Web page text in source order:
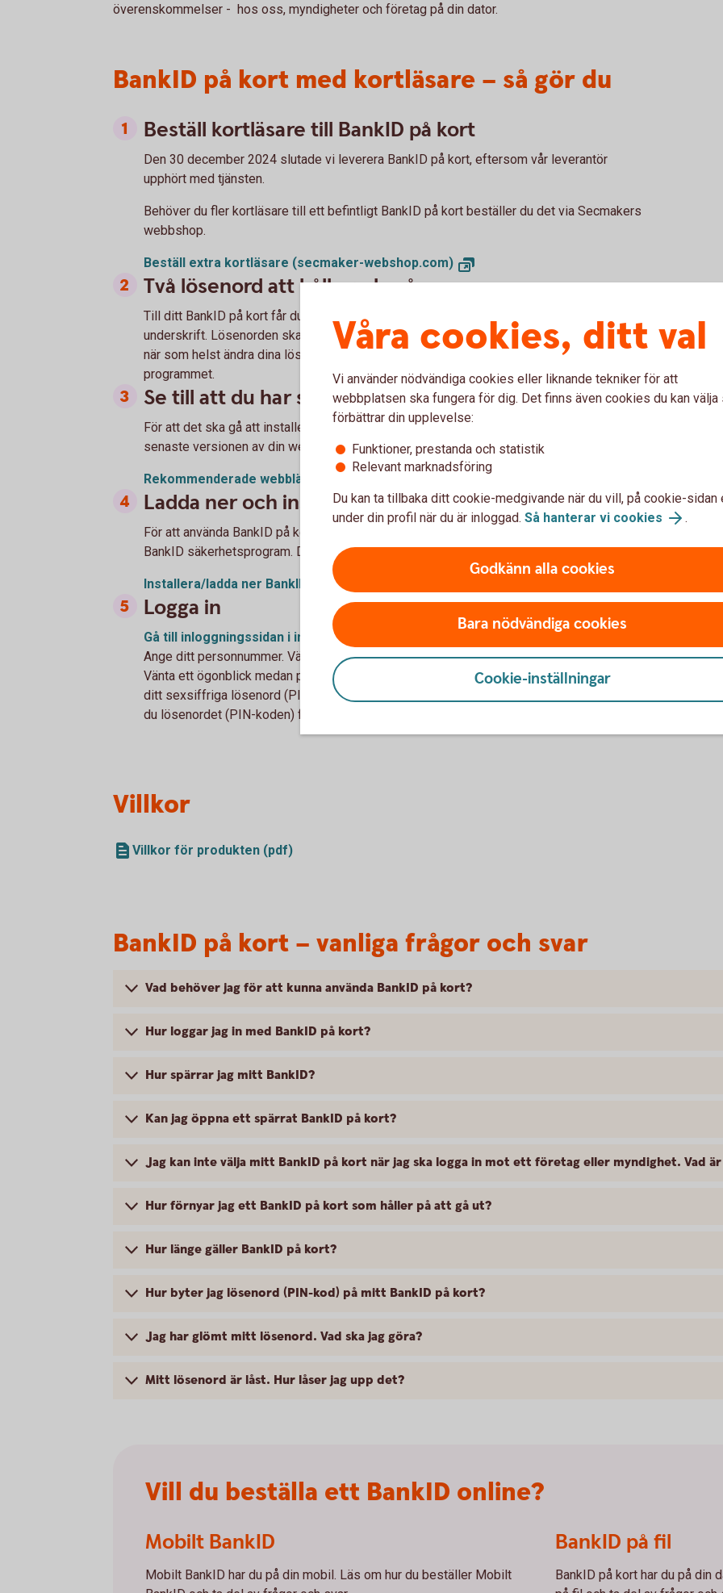
överenskommelser - hos oss, myndigheter och företag på din dator.
BankID på kort med kortläsare – så gör du
Beställ kortläsare till BankID på kort
Den 30 december 2024 slutade vi leverera BankID på kort, eftersom vår leverantör
upphört med tjänsten.
Behöver du fler kortläsare till ett befintligt BankID på kort beställer du det via Secmakers
webbshop.
Beställ extra kortläsare (secmaker-webshop.com)
Två lösenord att hålla reda på
Till ditt BankID på kort får du två lösenord (pinkoder) - ett för identifiering och ett för
underskrift. Lösenorden ska du ange varje gång du använder din e-legitimation. Du kan
när som helst ändra dina lösenord. Tryck på "Byt lösenord" när du startat BankID-
programmet.
Se till att du har senaste uppdaterade webbläsaren
För att det ska gå att installera/ladda ner BankID säkerhetsprogram, behöver du ha den
senaste versionen av din webbläsare installerad på datorn.
Rekommenderade webbläsare
Ladda ner och installera BankID-programmet
För att använda BankID på kort måste du först installera BankID-programmet, även kallat
BankID säkerhetsprogram. Du laddar ner det, kostnadsfritt, på BankIDs webbplats.
Installera/ladda ner BankID-programmet (install.bankid.com)
Logga in
Gå till inloggningssidan i internetbanken
. Sätt in ditt BankID-kort i kortläsaren.
Ange ditt personnummer. Välj inloggningssätt BankID på Kort i rullistan. Tryck på Fortsätt.
Vänta ett ögonblick medan programvaran för BankID öppnas i separat fönster och ange
ditt sexsiffriga lösenord (PIN-kod). Om du använder två PIN-koder till ditt BankID anger
du lösenordet (PIN-koden) för legitimering. Tryck på Jag legitimerar mig. Klart.
Villkor
Villkor för produkten (pdf)
BankID på kort – vanliga frågor och svar
Vad behöver jag för att kunna använda BankID på kort?
Hur loggar jag in med BankID på kort?
Hur spärrar jag mitt BankID?
Kan jag öppna ett spärrat BankID på kort?
Jag kan inte välja mitt BankID på kort när jag ska logga in mot ett företag eller myndighet. Vad
Hur förnyar jag ett BankID på kort som håller på att gå ut?
Hur länge gäller BankID på kort?
Hur byter jag lösenord (PIN-kod) på mitt BankID på kort?
Jag har glömt mitt lösenord. Vad ska jag göra?
Mitt lösenord är låst. Hur låser jag upp det?
Vill du beställa ett BankID online?
Mobilt BankID
Mobilt BankID har du på din mobil. Läs om hur du beställer Mobilt
BankID på fil
BankID på kort har du på din
Våra cookies, ditt val
Vi använder nödvändiga cookies eller liknande tekniker för att
webbplatsen ska fungera för dig. Det finns även cookies du kan välja
förbättrar din upplevelse:
Funktioner, prestanda och statistik
Relevant marknadsföring
Du kan ta tillbaka ditt cookie-medgivande när du vill, på cookie-sidan
under din profil när du är inloggad. Så hanterar vi cookies .
Godkänn alla cookies
Bara nödvändiga cookies
Cookie-inställningar